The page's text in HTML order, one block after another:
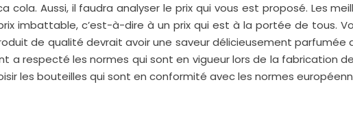
Aussi, il faudra analyser le prix qui vous est proposé. Les
imbattable, c’est-à-dire à un prix qui est à la portée de tous.
de qualité devrait avoir une saveur délicieusement parfumée
a respecté les normes qui sont en vigueur lors de la fabrication de
les bouteilles qui sont en conformité avec les normes